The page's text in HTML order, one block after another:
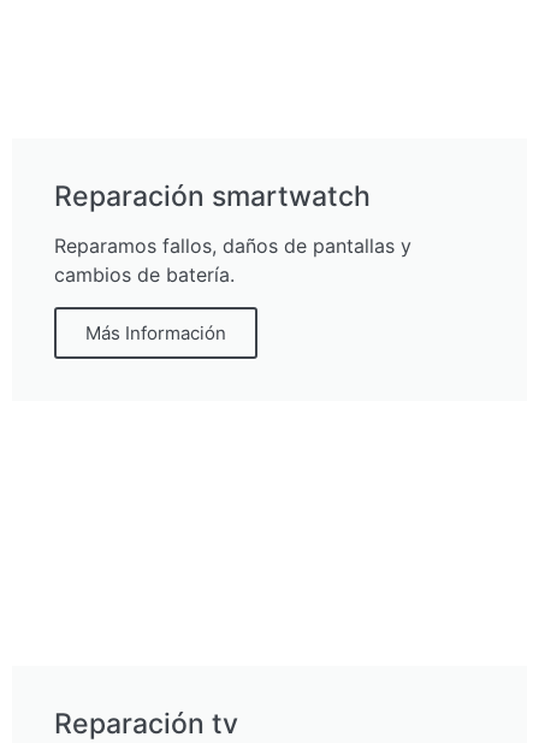
Reparación smartwatch
Reparamos fallos, daños de pantallas y
cambios de batería.
Más Información
Reparación tv